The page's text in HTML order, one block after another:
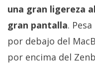
una gran ligereza
gran pantalla.
por debajo del
por encima del